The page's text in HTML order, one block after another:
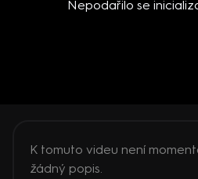
Nepodařilo se
K tomuto videu není
žádný popis.